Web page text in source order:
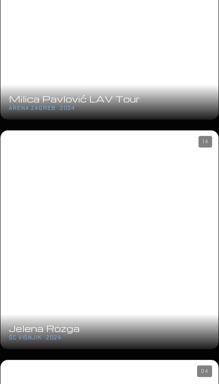
Milica Pavlović LAV Tour
ARENA ZAGREB · 2024
Jelena Rozga
ŠC VIŠNJIK · 2024
14
04